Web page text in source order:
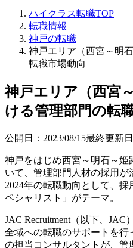
ハイクラス転職TOP
転職情報
神戸の転職
神戸エリア（西宮～明
転職市場動向
神戸エリア（西宮
ける管理部門の転
公開日： 2023/08/15最終更新日
神戸をはじめ西宮～明石～
いて、管理部門人材の採用が
2024年の転職動向として、
ペシャリスト」がテーマ。
JAC Recruitment（以下、
全域への転職のサポートを行
の担当コンサルタントが、